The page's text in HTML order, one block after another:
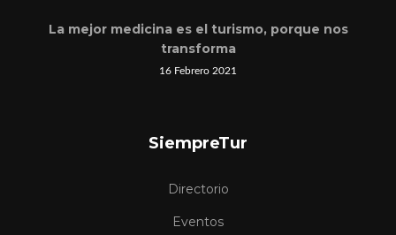
La mejor medicina es el turismo, porque nos
transforma
16 Febrero 2021
SiempreTur
Directorio
Eventos